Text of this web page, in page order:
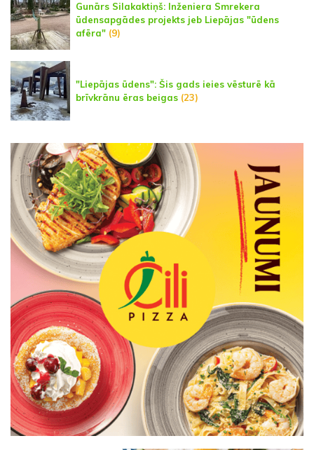
Gunārs Silakaktiņš: Inženiera Smrekera
ūdensapgādes projekts jeb Liepājas "ūdens
afēra" (9)
"Liepājas ūdens": Šis gads ieies vēsturē kā
brīvkrānu ēras beigas (23)